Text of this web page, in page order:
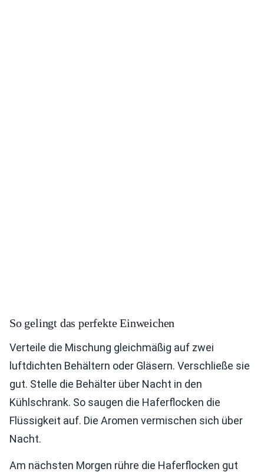
So gelingt das perfekte Einweichen
Verteile die Mischung gleichmäßig auf zwei
luftdichten Behältern oder Gläsern. Verschließe sie
gut. Stelle die Behälter über Nacht in den
Kühlschrank. So saugen die Haferflocken die
Flüssigkeit auf. Die Aromen vermischen sich über
Nacht.
Am nächsten Morgen rühre die Haferflocken gut